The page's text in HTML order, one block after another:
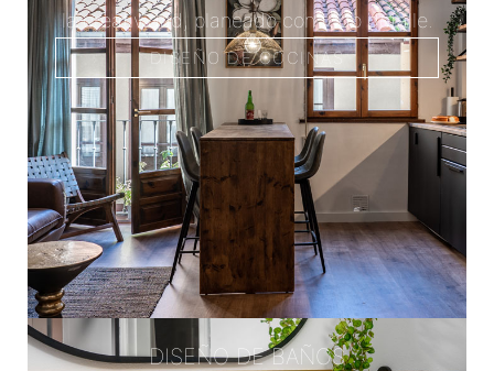
la creatividad, planeado con todo detalle.
DISEÑO DE COCINAS
DISEÑO DE BAÑOS